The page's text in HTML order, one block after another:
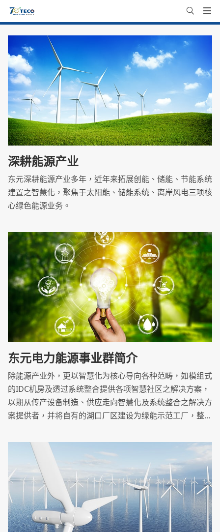
深耕能源产业
东元深耕能源产业多年，近年来拓展创能、储能、节能系统
建置之智慧化，聚焦于太阳能、储能系统、离岸风电三项核
心绿色能源业务。
东元电力能源事业群简介
除能源产业外，更以智慧化为核心导向各种范畴，如模组式
的IDC机房及透过系统整合提供各项智慧社区之解决方案，
以期从传产设备制造、供应走向智慧化及系统整合之解决方
案提供者，并将自有的湖口厂区建设为绿能示范工厂，整合
源及社会永续发展。